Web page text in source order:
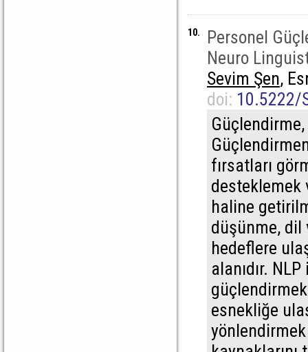
10.
Personel
Neuro
Sevim Şen,
doi: 10.5222/
fırsatları
desteklemek
haline
düşünme, dil
hedeflere
alanıdır.
esnekliğe